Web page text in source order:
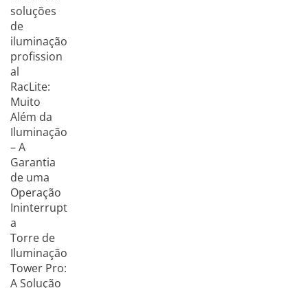
soluções
de
iluminação
profission
al
RacLite:
Muito
Além da
Iluminação
– A
Garantia
de uma
Operação
Ininterrupt
a
Torre de
Iluminação
Tower Pro:
A Solução